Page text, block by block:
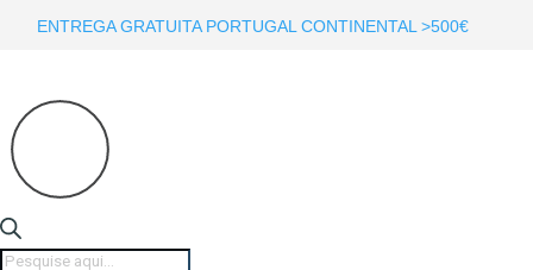
ENTREGA GRATUITA PORTUGAL CONTINENTAL >500€
Products